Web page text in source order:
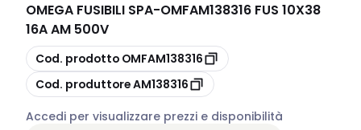
OMEGA FUSIBILI SPA-OMFAM138316 FUS 10X38
16A AM 500V
copia
Cod. prodotto OMFAM138316
copia
Cod. produttoreAM138316
Accedi per visualizzare prezzi e disponibilità